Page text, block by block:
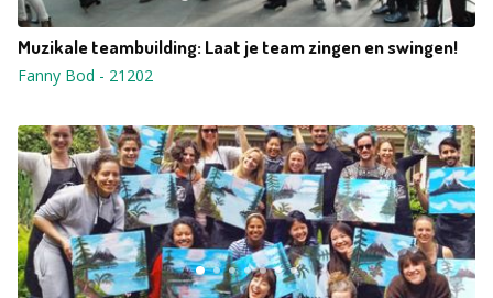
Muzikale teambuilding: Laat je team zingen en swingen!
Fanny Bod - 21202